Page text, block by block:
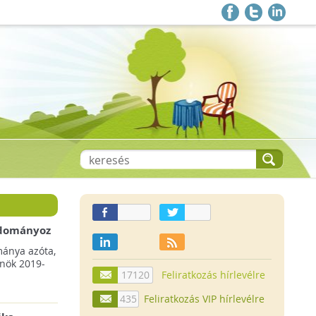
azóta,
2019-
17120
Feliratkozás hírlevélre
435
Feliratkozás VIP hírlevélre